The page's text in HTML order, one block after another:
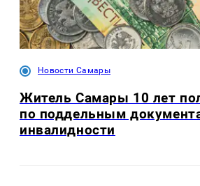
Новости Самары
Житель Самары 10 лет
по поддельным
инвалидности